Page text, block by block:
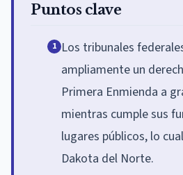
Puntos clave
1 Los tribunales
ampliamente un
Primera Enmienda a
mientras cumple sus
lugares públicos, lo
Dakota del Norte.